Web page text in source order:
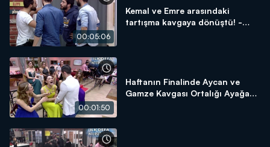
00:05:06
Kemal ve Emre arasındaki
tartışma kavgaya dönüştü! -
00:01:50
Haftanın Finalinde Aycan ve
Gamze Kavgası Ortalığı Ayağa